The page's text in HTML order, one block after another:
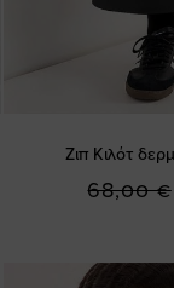
Ζιπ Κιλότ
68,00 €